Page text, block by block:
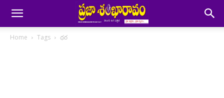
Home Tags ధర